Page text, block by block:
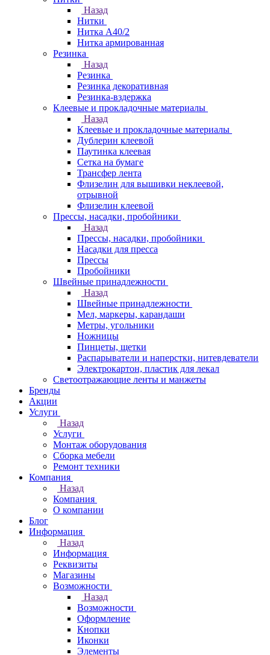
Назад
Нитки
Нитка А40/2
Нитка армированная
Резинка
Назад
Резинка
Резинка декоративная
Резинка-вздержка
Клеевые и прокладочные материалы
Назад
Клеевые и прокладочные материалы
Дублерин клеевой
Паутинка клеевая
Сетка на бумаге
Трансфер лента
Флизелин для вышивки неклеевой,
отрывной
Флизелин клеевой
Прессы, насадки, пробойники
Назад
Прессы, насадки, пробойники
Насадки для пресса
Прессы
Пробойники
Швейные принадлежности
Назад
Швейные принадлежности
Мел, маркеры, карандаши
Метры, угольники
Ножницы
Пинцеты, щетки
Распарыватели и наперстки, нитевдеватели
Электрокартон, пластик для лекал
Светоотражающие ленты и манжеты
Бренды
Акции
Услуги
Назад
Услуги
Монтаж оборудования
Сборка мебели
Ремонт техники
Компания
Назад
Компания
О компании
Блог
Информация
Назад
Информация
Реквизиты
Магазины
Возможности
Назад
Возможности
Оформление
Кнопки
Иконки
Элементы